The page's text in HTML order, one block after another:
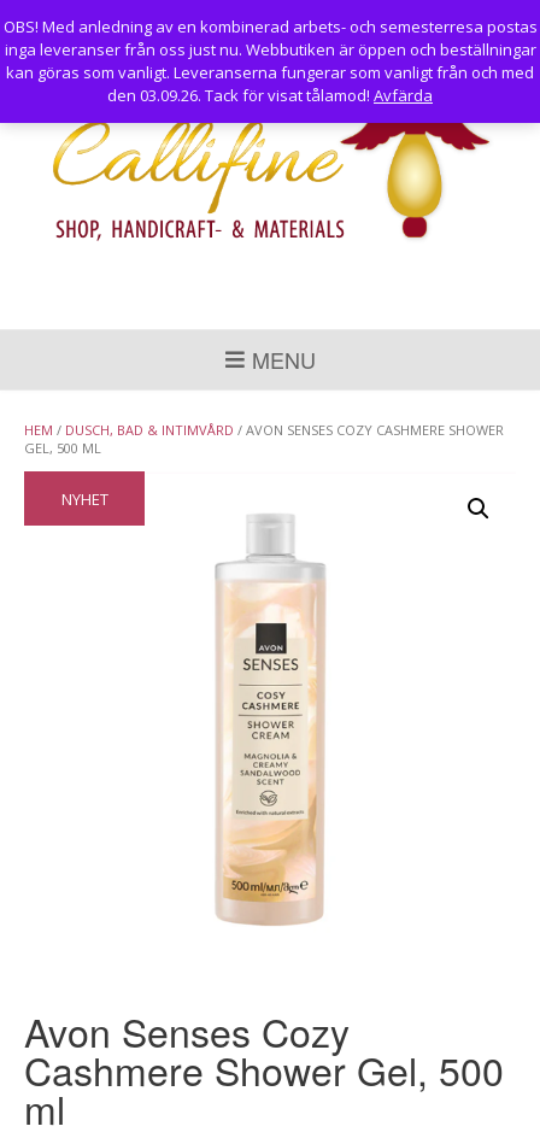
OBS! Med anledning av en kombinerad arbets- och semesterresa postas
inga leveranser från oss just nu. Webbutiken är öppen och beställningar
kan göras som vanligt. Leveranserna fungerar som vanligt från och med
den 03.09.26. Tack för visat tålamod! Avfärda
to
content
MENU
HEM / DUSCH, BAD & INTIMVÅRD / AVON SENSES COZY CASHMERE SHOWER
GEL, 500 ML
NYHET
Avon Senses Cozy
Cashmere Shower Gel, 500
ml